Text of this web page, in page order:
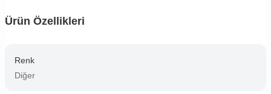
Ürün Özellikleri
Renk
Diğer